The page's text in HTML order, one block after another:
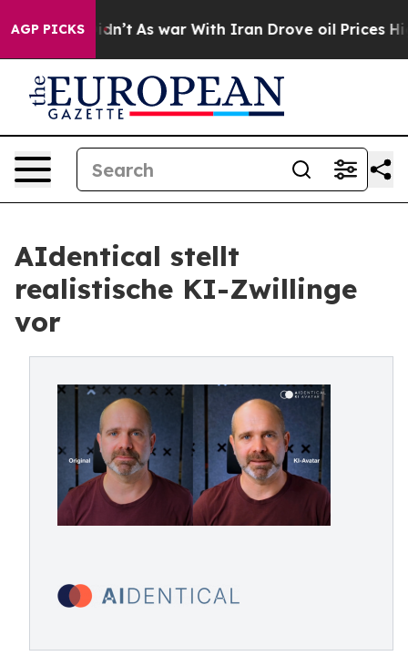
AGP PICKS
it Didn’t As war With Iran Drove oil Prices
AIdentical stellt
realistische KI-Zwillinge
vor